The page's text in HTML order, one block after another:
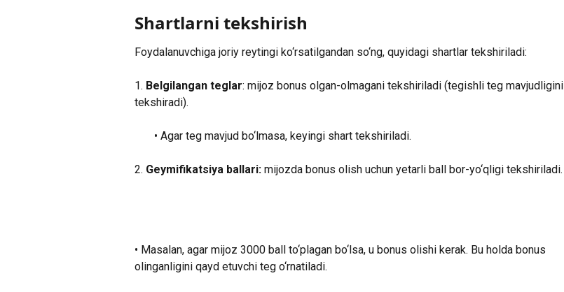
Shartlarni tekshirish
Foydalanuvchiga joriy reytingi ko‘rsatilgandan so‘ng, quyidagi shartlar tekshiriladi:
1. Belgilangan teglar: mijoz bonus olgan-olmagani tekshiriladi (tegishli teg mavjudligini
tekshiradi).
       • Agar teg mavjud bo‘lmasa, keyingi shart tekshiriladi.
2. Geymifikatsiya ballari: mijozda bonus olish uchun yetarli ball bor-yo‘qligi tekshiriladi.
• Masalan, agar mijoz 3000 ball to‘plagan bo‘lsa, u bonus olishi kerak. Bu holda bonus
olinganligini qayd etuvchi teg o‘rnatiladi.